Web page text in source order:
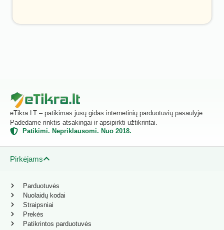
eTikra.LT – patikimas jūsų gidas internetinių parduotuvių pasaulyje.
Padedame rinktis atsakingai ir apsipirkti užtikrintai.
Patikimi. Nepriklausomi. Nuo 2018.
Pirkėjams
Parduotuvės
Nuolaidų kodai
Straipsniai
Prekės
Patikrintos parduotuvės